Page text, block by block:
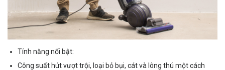
Tính năng nổi bật:
Công suất hút vượt trội, loại bỏ bụi, cát và lông thú một cách